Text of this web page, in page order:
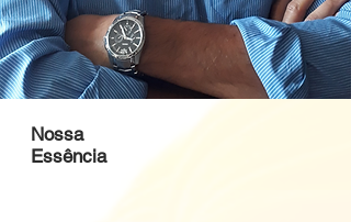
Nossa
Essência